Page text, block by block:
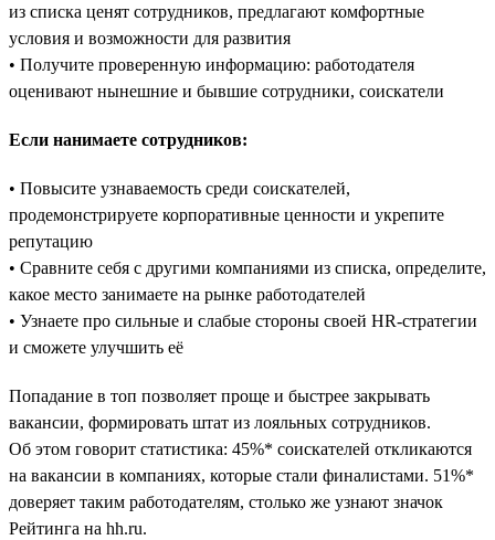
из списка ценят сотрудников, предлагают комфортные
условия и возможности для развития
• Получите проверенную информацию: работодателя
оценивают нынешние и бывшие сотрудники, соискатели
Если нанимаете сотрудников:
• Повысите узнаваемость среди соискателей,
продемонстрируете корпоративные ценности и укрепите
репутацию
• Сравните себя с другими компаниями из списка, определите,
какое место занимаете на рынке работодателей
• Узнаете про сильные и слабые стороны своей HR-стратегии
и сможете улучшить её
Попадание в топ позволяет проще и быстрее закрывать
вакансии, формировать штат из лояльных сотрудников.
Об этом говорит статистика: 45%* соискателей откликаются
на вакансии в компаниях, которые стали финалистами. 51%*
доверяет таким работодателям, столько же узнают значок
Рейтинга на hh.ru.